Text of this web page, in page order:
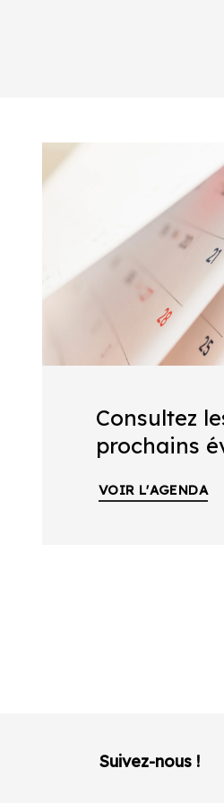
Consultez
prochains
VOIR L'AGENDA
Suivez-nous !